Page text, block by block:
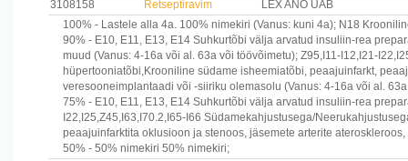
3108158 Retseptiravim
LEX ANO UAB
100% - Lastele alla 4a. 100% nimekiri (Vanus: kuni 4a); N18
90% - E10, E11, E13, E14 Suhkurtõbi välja arvatud insuliin-rea
muud (Vanus: 4-16a või al. 63a või töövõimetu); Z95,I11-I12,I21-
hüpertooniatõbi,Krooniline südame isheemiatõbi, peaajuinfarkt,
veresooneimplantaadi või -siiriku olemasolu (Vanus: 4-16a või al.
75% - E10, E11, E13, E14 Suhkurtõbi välja arvatud insuliin-rea
I22,I25,Z45,I63,I70.2,I65-I66 Südamekahjustusega/
peaajuinfarktita oklusioon ja stenoos, jäsemete arterite
50% - 50% nimekiri 50% nimekiri;